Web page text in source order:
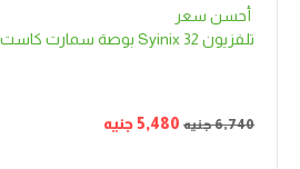
أحسن سعر
تلفزيون Syinix 32 بوصة سمارت كاستHD – LED
6,740جنيه 5,480جنيه